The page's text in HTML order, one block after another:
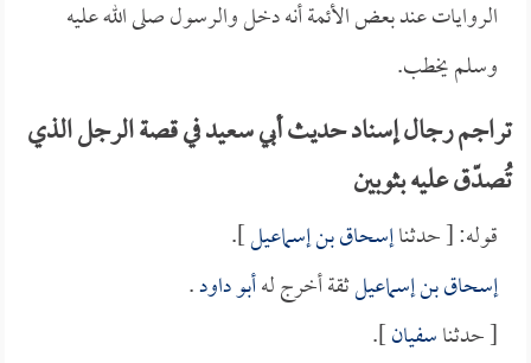
الروايات عند بعض الأئمة أنه دخل والرسول صلى الله عليه
وسلم يخطب.
تراجم رجال إسناد حديث أبي سعيد في قصة الرجل الذي
تُصدّق عليه بثوبين
قوله: [ حدثناإسحاق بن إسماعيل].
إسحاق بن إسماعيلثقة أخرج لهأبو داود.
[ حدثناسفيان].